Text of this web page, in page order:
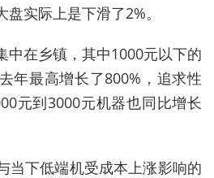
实际上是下滑了2%。
中在乡镇，其中1000元以下的
年最高增长了800%，追求性
元到3000元机器也同比增长
当下低端机受成本上涨影响的